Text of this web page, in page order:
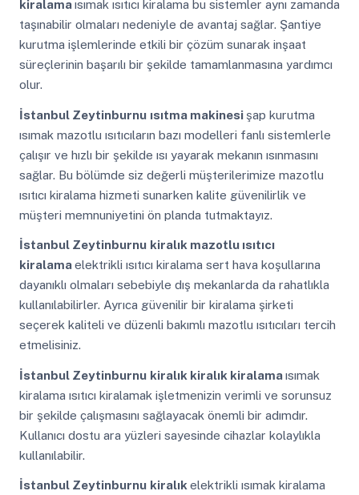
kiralamaısımak ısıtıcı kiralama bu sistemler aynı zamanda
taşınabilir olmaları nedeniyle de avantaj sağlar. Şantiye
kurutma işlemlerinde etkili bir çözüm sunarak inşaat
süreçlerinin başarılı bir şekilde tamamlanmasına yardımcı
olur.
İstanbul Zeytinburnu ısıtma makinesi şap kurutma
ısımak mazotlu ısıtıcıların bazı modelleri fanlı sistemlerle
çalışır ve hızlı bir şekilde ısı yayarak mekanın ısınmasını
sağlar. Bu bölümde siz değerli müşterilerimize mazotlu
ısıtıcı kiralama hizmeti sunarken kalite güvenilirlik ve
müşteri memnuniyetini ön planda tutmaktayız.
İstanbul Zeytinburnu kiralık mazotlu ısıtıcı
kiralamaelektrikli ısıtıcı kiralama sert hava koşullarına
dayanıklı olmaları sebebiyle dış mekanlarda da rahatlıkla
kullanılabilirler. Ayrıca güvenilir bir kiralama şirketi
seçerek kaliteli ve düzenli bakımlı mazotlu ısıtıcıları tercih
etmelisiniz.
İstanbul Zeytinburnu kiralık kiralık kiralamaısımak
kiralama ısıtıcı kiralamak işletmenizin verimli ve sorunsuz
bir şekilde çalışmasını sağlayacak önemli bir adımdır.
Kullanıcı dostu ara yüzleri sayesinde cihazlar kolaylıkla
kullanılabilir.
İstanbul Zeytinburnu kiralıkelektrikli ısımak kiralama